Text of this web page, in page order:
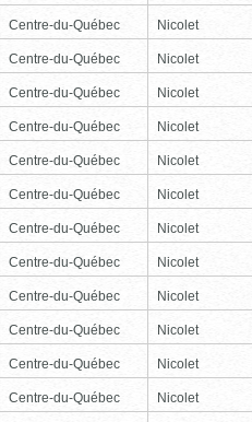
Centre-du-Québec Nicolet
Centre-du-Québec Nicolet
Centre-du-Québec Nicolet
Centre-du-Québec Nicolet
Centre-du-Québec Nicolet
Centre-du-Québec Nicolet
Centre-du-Québec Nicolet
Centre-du-Québec Nicolet
Centre-du-Québec Nicolet
Centre-du-Québec Nicolet
Centre-du-Québec Nicolet
Centre-du-Québec Nicolet